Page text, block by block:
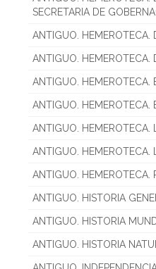
SECRETARIA DE
ANTIGUO. HEMEROTECA.
ANTIGUO. HEMEROTECA.
ANTIGUO. HEMEROTECA.
ANTIGUO. HEMEROTECA.
ANTIGUO. HEMEROTECA.
ANTIGUO. HEMEROTECA.
ANTIGUO. HEMEROTECA.
ANTIGUO. HISTORIA
ANTIGUO. HISTORIA
ANTIGUO. HISTORIA